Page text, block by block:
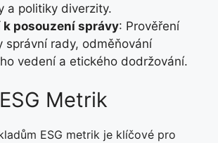
a politiky diverzity.
k posouzení správy: Prověření
správní rady, odměňování
vedení a etického dodržování.
Metrik
ESG metrik je klíčové pro